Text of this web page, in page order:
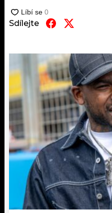
AKTUÁLNĚ
ROZHOVORY
#NEBUDUDOMA
KALENDÁŘ
KVÍZY
TRENDY
PODCASTY
RÁDIO
APLIKACE
PROGRAM
PLAYLIST
JAK NALADIT
SOUTĚŽE
Sdílejte